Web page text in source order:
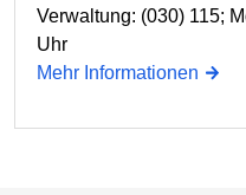
Verwaltung: (030) 115;
Uhr
Mehr Informationen